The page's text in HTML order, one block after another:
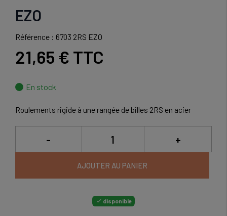
EZO
Référence : 6703 2RS EZO
21,65 € TTC
En stock
Roulements rigide à une rangée de billes 2RS en acier
- +
AJOUTER AU PANIER
 disponible